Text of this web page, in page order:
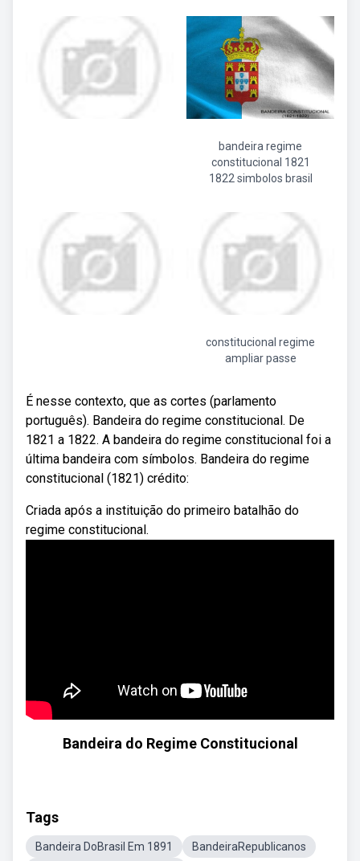
bandeira regime
constitucional 1821
1822 simbolos brasil
constitucional regime
ampliar passe
É nesse contexto, que as cortes (parlamento
português). Bandeira do regime constitucional. De
1821 a 1822. A bandeira do regime constitucional foi a
última bandeira com símbolos. Bandeira do regime
constitucional (1821) crédito:
Criada após a instituição do primeiro batalhão do
regime constitucional.
Bandeira do Regime Constitucional
Tags
Bandeira DoBrasil Em 1891 BandeiraRepublicanos